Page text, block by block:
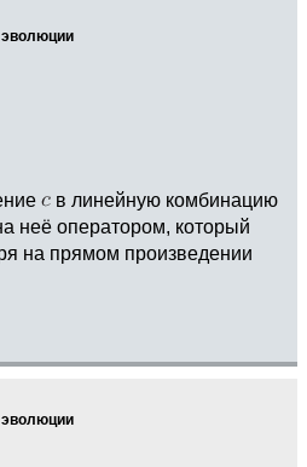
эволюции
в линейную комбинацию
неё оператором, который
на прямом произведении
эволюции